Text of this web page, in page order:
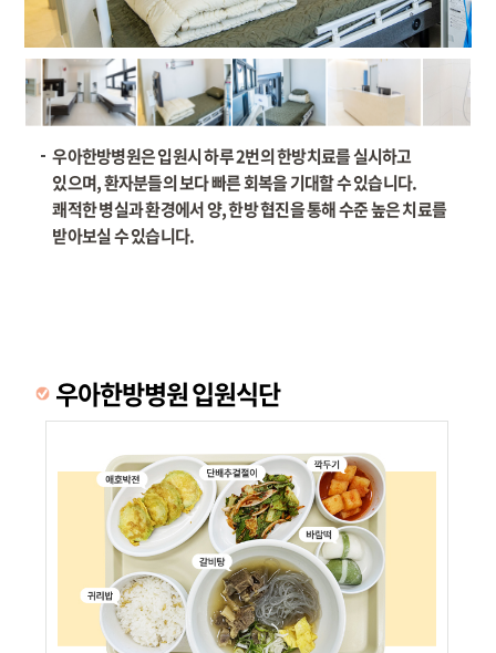
우아한방병원은 입원시 하루 2번의 한방치료를 실시하고
있으며, 환자분들의 보다 빠른 회복을 기대할 수 있습니다.
쾌적한 병실과 환경에서 양, 한방 협진을 통해 수준 높은 치료를
받아보실 수 있습니다.
우아한방병원 입원식단